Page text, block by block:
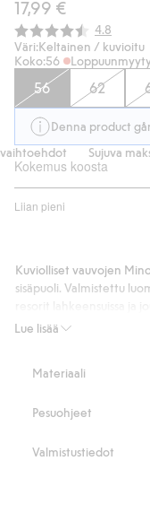
17,99 €
4.8
Väri:Keltainen / kuvioitu
Koko:56
56 62
Denna product
Sujuva
Kokemus koosta
Liian pieni
/
ääneen
Lue lisää
Kuviolliset vauvojen
sisäpuoli. Valmistettu
Sisältää 95 %
Luomupuuvilla – GOTS
Materiaali
Pesuohjeet
Valmistustiedot